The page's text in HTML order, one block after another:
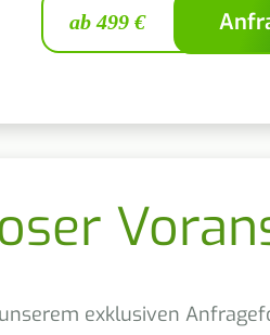
ab 499 €
exklusiven